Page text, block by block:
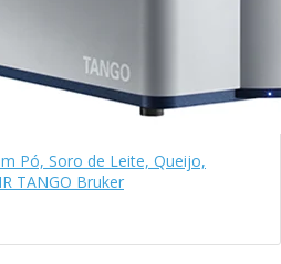
Pó, Soro de Leite, Queijo,
TANGO Bruker